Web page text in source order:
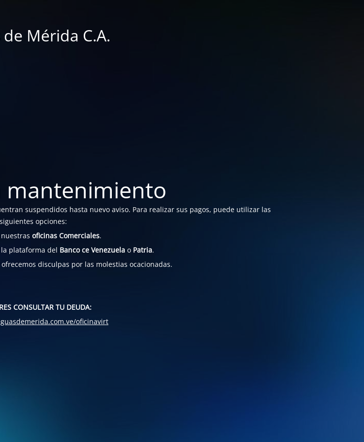
Mérida C.A.
mantenimiento
suspendidos hasta nuevo aviso. Para realizar sus pagos, puede utilizar las
siguientes opciones:
oficinas Comerciales.
plataforma del Banco ce Venezuelao Patria.
disculpas por las molestias ocacionadas.
CONSULTAR TU DEUDA:
oficinavirt